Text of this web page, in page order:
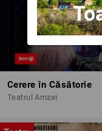
Cerere în Căsătorie
Teatrul Amzei